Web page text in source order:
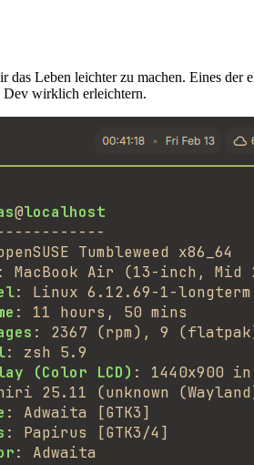
Leben leichter zu machen. Eines
Dev wirklich erleichtern.